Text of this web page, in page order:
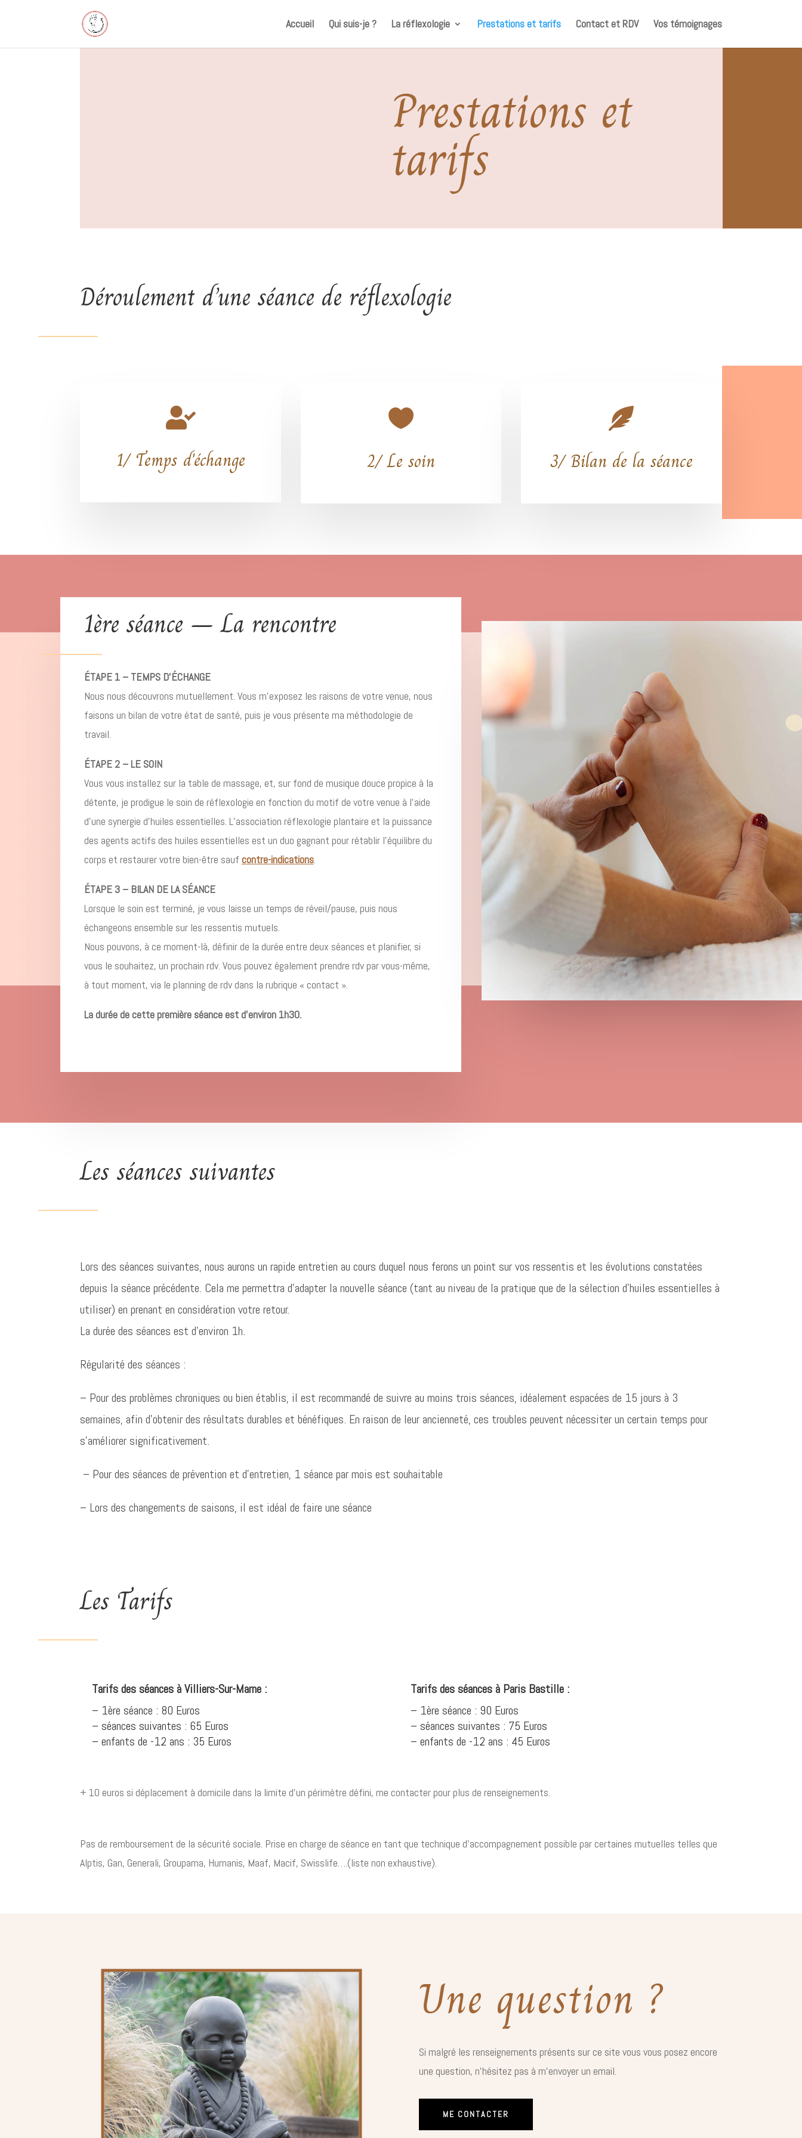
Accueil Qui suis-je ? La réflexologie Prestations et tarifs Contact et RDV Vos témoignages
Prestations et
tarifs
Déroulement d’une séance de réflexologie

1/ Temps d'échange

2/ Le soin

3/ Bilan de la séance
1ère séance – La rencontre
ÉTAPE 1 – TEMPS D’ÉCHANGE
Nous nous découvrons mutuellement. Vous m’exposez les raisons de votre venue, nous
faisons un bilan de votre état de santé, puis je vous présente ma méthodologie de
travail.
ÉTAPE 2 – LE SOIN
Vous vous installez sur la table de massage, et, sur fond de musique douce propice à la
détente, je prodigue le soin de réflexologie en fonction du motif de votre venue à l’aide
d’une synergie d’huiles essentielles. L’association réflexologie plantaire et la puissance
des agents actifs des huiles essentielles est un duo gagnant pour rétablir l’équilibre du
corps et restaurer votre bien-être sauf contre-indications.
ÉTAPE 3 – BILAN DE LA SÉANCE
Lorsque le soin est terminé, je vous laisse un temps de réveil/pause, puis nous
échangeons ensemble sur les ressentis mutuels.
Nous pouvons, à ce moment-là, définir de la durée entre deux séances et planifier, si
vous le souhaitez, un prochain rdv. Vous pouvez également prendre rdv par vous-même,
à tout moment, via le planning de rdv dans la rubrique « contact ».
La durée de cette première séance est d’environ 1h30.
Les séances suivantes
Lors des séances suivantes, nous aurons un rapide entretien au cours duquel nous ferons un point sur vos ressentis et les évolutions constatées
depuis la séance précédente. Cela me permettra d’adapter la nouvelle séance (tant au niveau de la pratique que de la sélection d’huiles essentielles à
utiliser) en prenant en considération votre retour.
La durée des séances est d’environ 1h.
Régularité des séances :
– Pour des problèmes chroniques ou bien établis, il est recommandé de suivre au moins trois séances, idéalement espacées de 15 jours à 3
semaines, afin d’obtenir des résultats durables et bénéfiques. En raison de leur ancienneté, ces troubles peuvent nécessiter un certain temps pour
s’améliorer significativement.
– Pour des séances de prévention et d’entretien, 1 séance par mois est souhaitable
– Lors des changements de saisons, il est idéal de faire une séance
Les Tarifs
Tarifs des séances à Villiers-Sur-Marne :
– 1ère séance : 80 Euros
– séances suivantes : 65 Euros
– enfants de -12 ans : 35 Euros
Tarifs des séances à Paris Bastille :
– 1ère séance : 90 Euros
– séances suivantes : 75 Euros
– enfants de -12 ans : 45 Euros
+ 10 euros si déplacement à domicile dans la limite d’un périmètre défini, me contacter pour plus de renseignements.
Pas de remboursement de la sécurité sociale. Prise en charge de séance en tant que technique d’accompagnement possible par certaines mutuelles telles que
Alptis, Gan, Generali, Groupama, Humanis, Maaf, Macif, Swisslife….(liste non exhaustive).
Une question ?
Si malgré les renseignements présents sur ce site vous vous posez encore
une question, n’hésitez pas à m’envoyer un email.
ME CONTACTER